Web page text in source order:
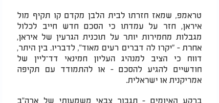
טראמפ, שמאז חזרתו לבית הלבן מקדם קו תקיף מול
איראן, חזר על עמדתו כי הסכם חדש חייב לכלול
מגבלות מחמירות יותר על תוכנית הגרעין של איראן,
אחרת - "יקרו לה דברים רעים מאוד", לדבריו. בין היתר,
דווח כי הציב למנהיג העליון חמינאי דד־ליין של
חודשיים להגיע להסכם - או להתמודד עם תקיפה
אמריקנית או ישראלית.
ברקע האיומים - תגבור צבאי משמעותי של ארה"ב